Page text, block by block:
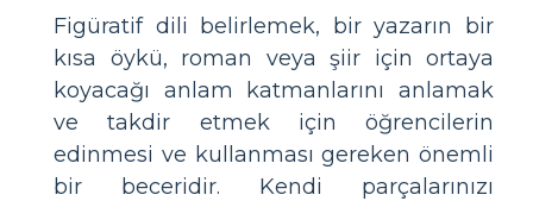
Figüratif dili belirlemek, bir yazarın bir
kısa öykü, roman veya şiir için ortaya
koyacağı anlam katmanlarını anlamak
ve takdir etmek için öğrencilerin
edinmesi ve kullanması gereken önemli
bir beceridir. Kendi parçalarınızı